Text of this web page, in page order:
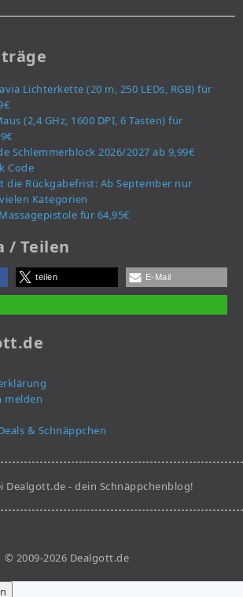
Lichterkette (20 m, 250 LEDs, RGB) für
(2,4 GHz, 1600 DPI, 6 Tasten) für
Schlemmerblock 2026/2027 ab 9,99€
Code
die Rückgabefrist: Ab September nur
Kategorien
für 64,95€
/ Teilen
teilen E-Mail
melden
& Schnäppchen
Dealgott.de - dein Schnäppchenblog!
© 2009-2026 Dealgott.de